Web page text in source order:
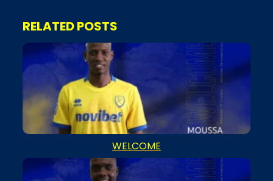
RELATED POSTS
WELCOME